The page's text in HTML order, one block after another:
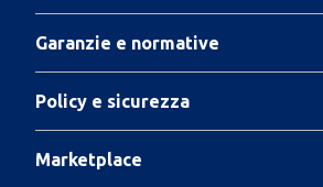
Garanzie e normative
Policy e sicurezza
Marketplace